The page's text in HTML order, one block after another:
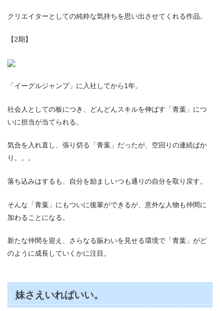
クリエイターとしての純粋な気持ちを思い出させてくれる作品。
【2期】
「イーグルジャンプ」に入社してから1年。
社会人としての板につき、どんどんスキルを伸ばす「青葉」につ
いに担当が当てられる。
気合を入れ直し、張り切る「青葉」だったが、空回りの連続ばか
り。。。
落ち込みはするも、自分を励ましいつも通りの自分を取り戻す。
そんな「青葉」にもついに後輩ができるが、意外な人物も仲間に
加わることになる。
新たな仲間を迎え、さらなる賑わいを見せる環境で「青葉」がど
のように成長していくかに注目。
妹さえいればいい。